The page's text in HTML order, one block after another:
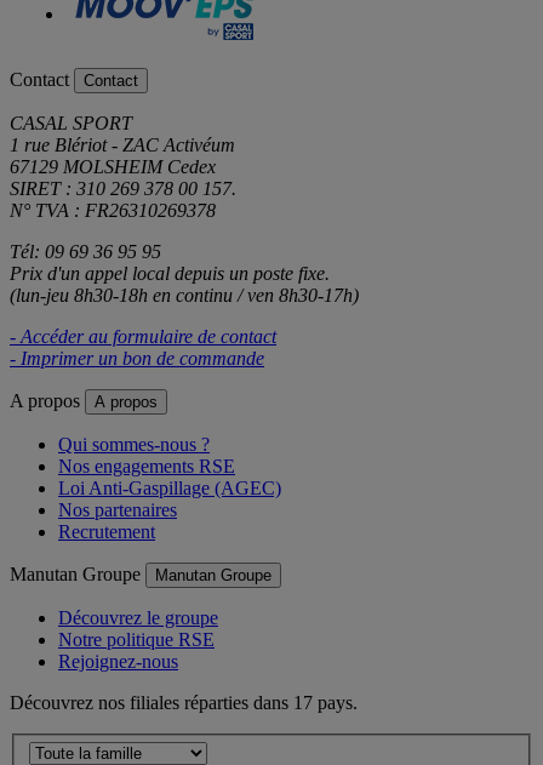
Contact Contact
CASAL SPORT
1 rue Blériot - ZAC Activéum
67129 MOLSHEIM Cedex
SIRET : 310 269 378 00 157.
N° TVA : FR26310269378
Tél: 09 69 36 95 95
Prix d'un appel local depuis un poste fixe.
(lun-jeu 8h30-18h en continu / ven 8h30-17h)
- Accéder au formulaire de contact
- Imprimer un bon de commande
A propos A propos
Qui sommes-nous ?
Nos engagements RSE
Loi Anti-Gaspillage (AGEC)
Nos partenaires
Recrutement
Manutan Groupe Manutan Groupe
Découvrez le groupe
Notre politique RSE
Rejoignez-nous
Découvrez nos filiales réparties dans 17 pays.